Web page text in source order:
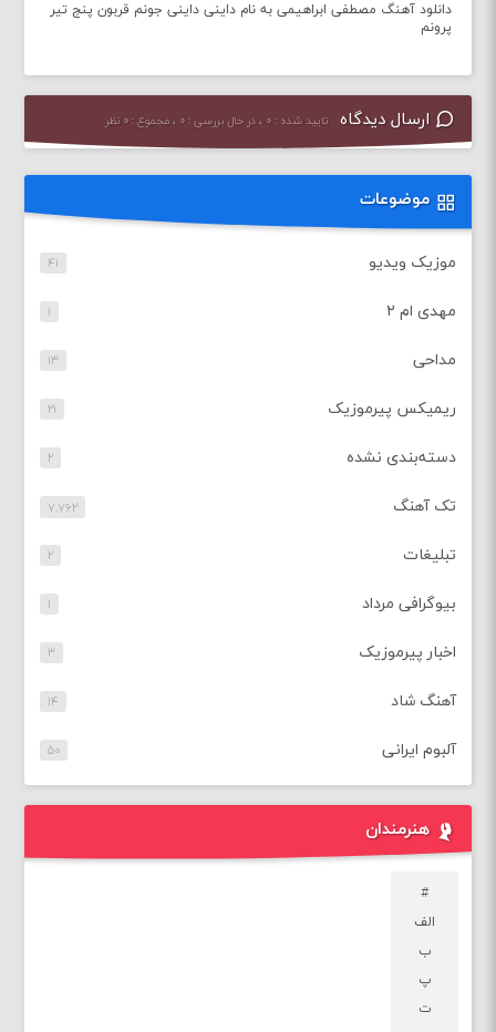
دانلود آهنگ مصطفی ابراهیمی به نام داینی داینی جونم قربون پنج تیر
پرونم
ارسال دیدگاه تایید شده : ۰ ، در حال بررسی : ۰ ، مجموع : ۰ نظر
موضوعات
موزیک ویدیو ۴۱
مهدی ام ۲ ۱
مداحی ۱۳
ریمیکس پیرموزیک ۲۱
دسته‌بندی نشده ۲
تک آهنگ ۷,۷۶۲
تبلیغات ۲
بیوگرافی مرداد ۱
اخبار پیرموزیک ۳
آهنگ شاد ۱۴
آلبوم ایرانی ۵۰
هنرمندان
#
الف
ب
پ
ت